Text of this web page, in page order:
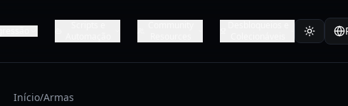
Início/Armas